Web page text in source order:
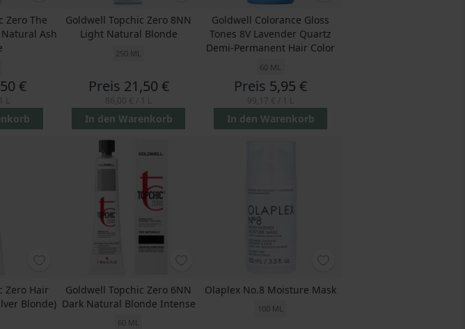
Zero The
Ash
€
Goldwell Topchic Zero 8NN
Light Natural Blonde
250 ML
Preis 21,50 €
In den Warenkorb
Goldwell Colorance Gloss
Tones 8V Lavender Quartz
Demi-Permanent Hair Color
60 ML
Preis 5,95 €
In den Warenkorb
Zero Hair
Blonde)
Goldwell Topchic Zero 6NN
Dark Natural Blonde Intense
60 ML
Olaplex No.8 Moisture Mask
100 ML